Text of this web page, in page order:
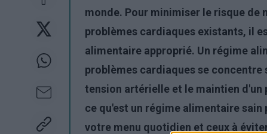
monde. Pour minimiser le risque
problèmes cardiaques existants, il
alimentaire approprié. Un régime
problèmes cardiaques se
tension artérielle et le maintien d'un
ce qu'est un régime alimentaire
votre menu quotidien et ceux à